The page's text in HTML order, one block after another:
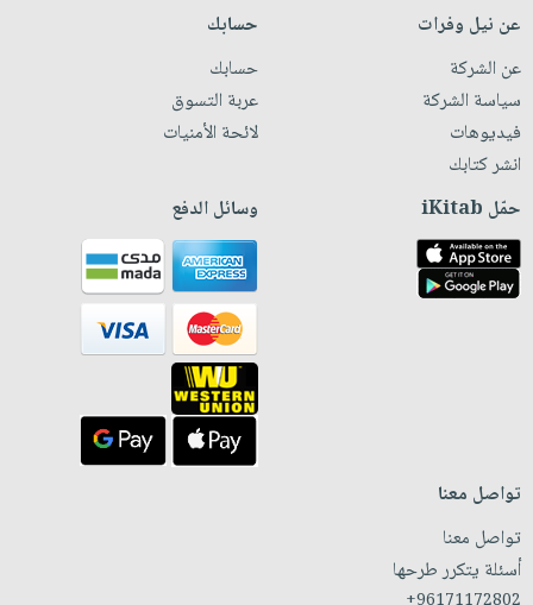
عن نيل وفرات
عن الشركة
سياسة الشركة
فيديوهات
انشر كتابك
حسابك
حسابك
عربة التسوق
لائحة الأمنيات
حمّل iKitab وسائل الدفع
تواصل معنا
تواصل معنا
أسئلة يتكرر طرحها